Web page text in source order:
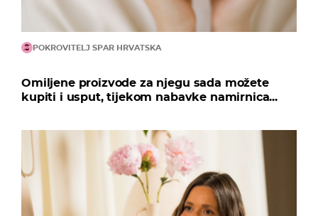
POKROVITELJ SPAR HRVATSKA
Omiljene proizvode za njegu sada možete
kupiti i usput, tijekom nabavke namirnica...